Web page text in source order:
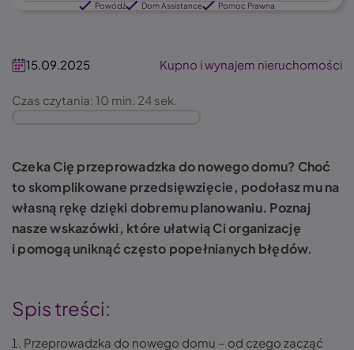
Powódź Dom Assistance Pomoc Prawna
15.09.2025 Kupno i wynajem nieruchomości
Czas czytania: 10 min. 24 sek.
Czeka Cię przeprowadzka do nowego domu? Choć
to skomplikowane przedsięwzięcie, podołasz mu na
własną rękę dzięki dobremu planowaniu. Poznaj
nasze wskazówki, które ułatwią Ci organizację
i pomogą uniknąć często popełnianych błędów.
Spis treści:
Przeprowadzka do nowego domu – od czego zacząć